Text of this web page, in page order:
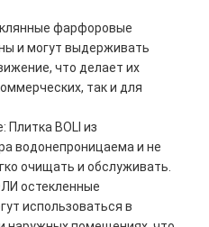
фарфоровые
и могут выдерживать
что делает их
так и для
Плитка BOLI из
водонепроницаема и не
очищать и обслуживать.
остекленные
использоваться в